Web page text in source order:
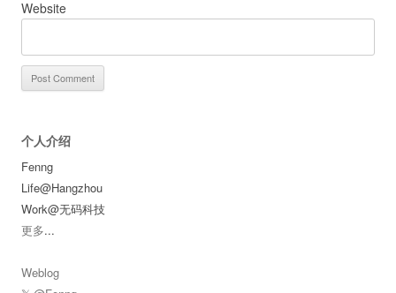
Website
个人介绍
Fenng
Life@Hangzhou
Work@无码科技
更多...
Weblog